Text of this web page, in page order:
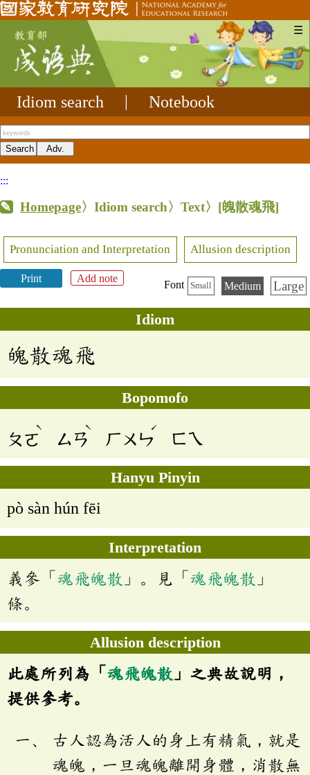
☰
Idiom search Notebook
:::
Homepage〉Idiom search〉Text〉 [魄散魂飛]
Pronunciation and Interpretation Allusion description
Print Add note
Font Small Medium Large
Idiom
魄散魂飛
Bopomofo
ㄆㄛ
ˋ
ㄙㄢ
ˋ
ㄏㄨㄣ
ˊ
ㄈㄟ
Hanyu Pinyin
pò sàn hún fēi
Interpretation
義參「 魂飛魄散 」。見「 魂飛魄散 」
條。
Allusion description
此處所列為「 魂飛魄散 」之典故說明，
提供參考。
古人認為活人的身上有精氣，就是
魂魄，一旦魂魄離開身體，消散無